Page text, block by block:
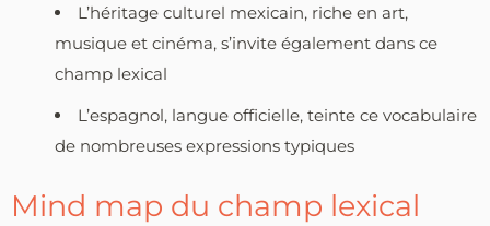
L’héritage culturel mexicain, riche en art,
musique et cinéma, s’invite également dans ce
champ lexical
L’espagnol, langue officielle, teinte ce vocabulaire
de nombreuses expressions typiques
Mind map du champ lexical